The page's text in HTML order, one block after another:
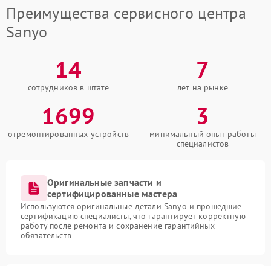
Преимущества сервисного центра
Sanyo
14
сотрудников в штате
7
лет на рынке
1699
отремонтированных устройств
3
минимальный опыт работы
специалистов
Оригинальные запчасти и
сертифицированные мастера
Используются оригинальные детали Sanyo и прошедшие
сертификацию специалисты, что гарантирует корректную
работу после ремонта и сохранение гарантийных
обязательств